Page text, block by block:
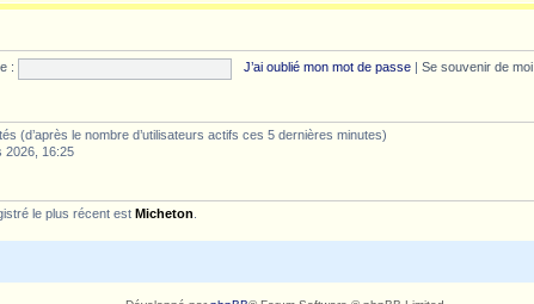
: J’ai oublié mon mot de passe Se souvenir de moi
(d’après le nombre d’utilisateurs actifs ces 5 dernières minutes)
2026, 16:25
le plus récent est Micheton